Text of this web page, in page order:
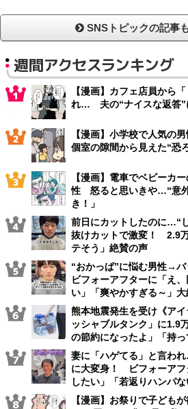
SNSトピックの記事
週間アクセスランキング
【漫画】カフェ店員から
れ… 夫の“ナイスな返答”
【漫画】小学校で人気の
個室の隙間から見えた“恐
【漫画】電車でベビーカ
性 怒ると思いきや…“意
き！」
前日にカットしたのに…“
抜けカットで激変！ 2.9
テそう」絶賛の声
“おかっぱ”に悩む男性→
ビフォーアフターに「え
い」「爽やかすぎる～」
熊本地震発生を受け《ア
ッシャブルタンク」に
の節約になったよ」「持っ
妻に「ハゲてる」と言わ
に大変身！ ビフォーアフ
したい」「若返りハンパな
【漫画】お祭りで子ども